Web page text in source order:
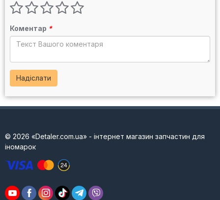
Коментар *
Надіслати
© 2026 «Detaler.com.ua» - інтернет магазин запчастин для
іномарок